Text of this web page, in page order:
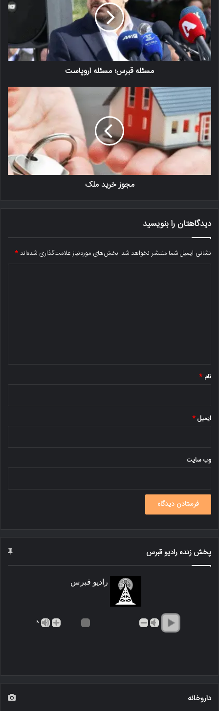
مسئله قبرس؛ مسئله اروپاست
مجوز خرید ملک
دیدگاهتان را بنویسید
نشانی ایمیل شما منتشر نخواهد شد. بخش‌های موردنیاز علامت‌گذاری شده‌اند*
نام *
ایمیل*
وب‌ سایت
پخش زنده رادیو قبرس
رادیو قبرس
*
داروخانه